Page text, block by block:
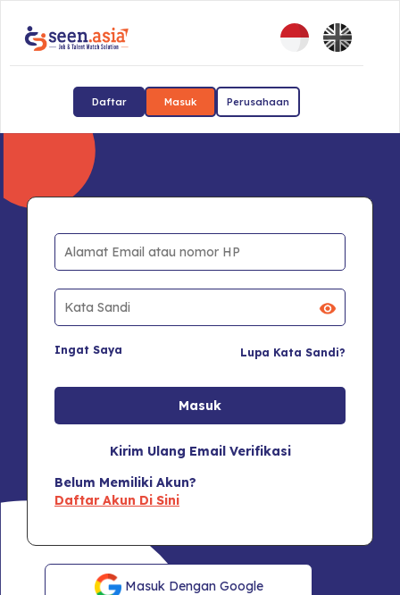
Daftar Masuk Perusahaan
Ingat Saya Lupa Kata Sandi?
Kirim Ulang Email Verifikasi
Belum Memiliki Akun?
Daftar Akun Di Sini
Masuk Dengan Google